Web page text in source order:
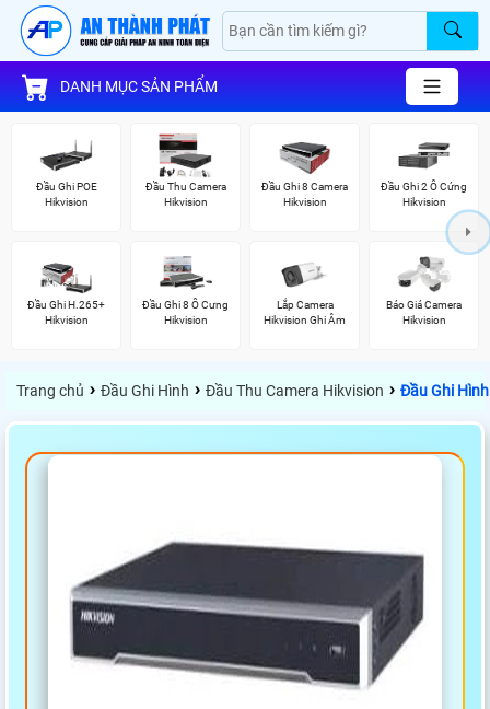
DANH MỤC SẢN PHẨM
Đầu Ghi POE
Hikvision
Đầu Thu Camera
Hikvision
Đầu Ghi 8 Camera
Hikvision
Đầu Ghi 2 Ổ Cứng
Hikvision
Đầu Ghi H.265+
Hikvision
Đầu Ghi 8 Ổ Cưng
Hikvision
Lắp Camera
Hikvision Ghi Âm
Báo Giá Camera
Hikvision
Trang chủ › Đầu Ghi Hình › Đầu Thu Camera Hikvision › Đầu Ghi